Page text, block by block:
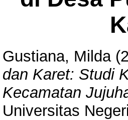
Gustiana, Milda
dan Karet: Studi
Kecamatan
Universitas